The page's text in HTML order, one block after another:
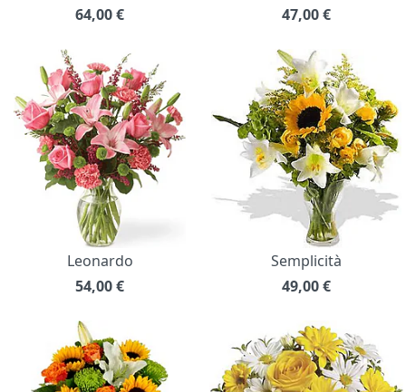
64,00€
47,00€
Leonardo
54,00€
Semplicità
49,00€